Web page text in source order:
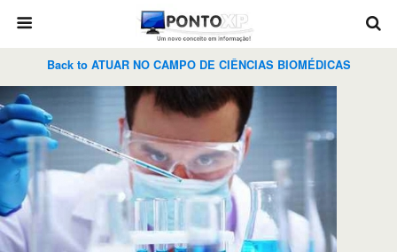
Back to ATUAR NO CAMPO DE CIÊNCIAS BIOMÉDICAS